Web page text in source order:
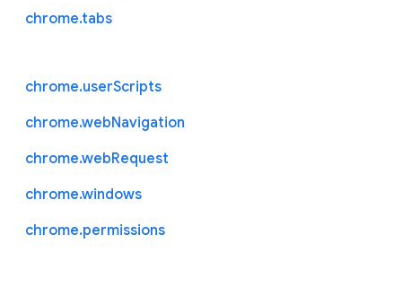
chrome.tabs
chrome.userScripts
chrome.webNavigation
chrome.webRequest
chrome.windows
chrome.permissions